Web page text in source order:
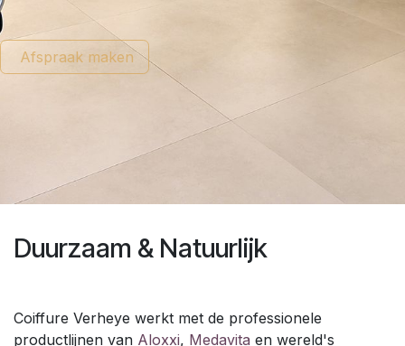
Afspraak maken
Duurzaam & Natuurlijk
Coiffure Verheye werkt met de professionele
productlijnen van Aloxxi, Medavita en wereld's